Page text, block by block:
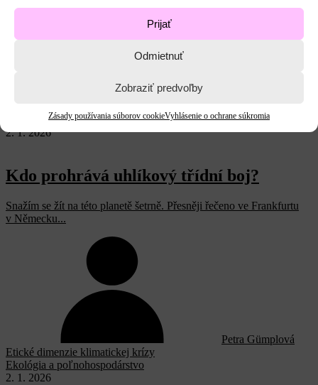
Prijať
Odmietnuť
Zobraziť predvoľby
Zásady používania súborov cookieVyhlásenie o ochrane súkromia
Etické dimenzie klimatickej krízy
Ekológia a poľnohospodárstvo
2. 1. 2026
Kdo prohrává uhlíkový třídní boj?
Snažím se žít na této planetě šetrně. Přesněji řečeno ve Frankfurtu
v Německu...
Petra Gümplová
Etické dimenzie klimatickej krízy
Ekológia a poľnohospodárstvo
2. 1. 2026